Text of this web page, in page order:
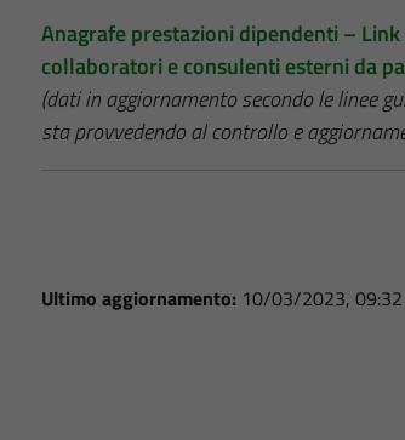
Anagrafe prestazioni dipendenti –
collaboratori e consulenti esterni da
(dati in aggiornamento secondo le linee
sta provvedendo al controllo e
Ultimo aggiornamento: 10/03/2023, 09:32